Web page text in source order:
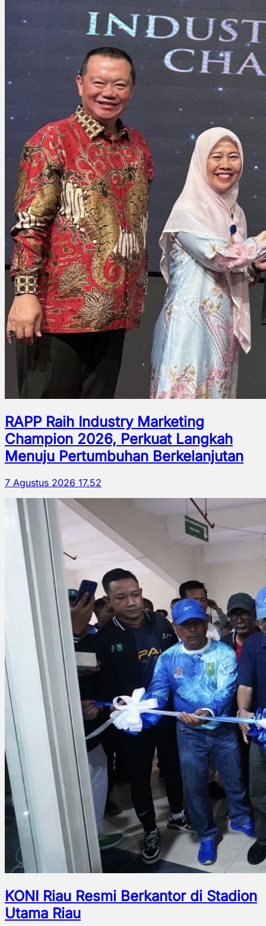
RAPP Raih Industry Marketing
Champion 2026, Perkuat Langkah
Menuju Pertumbuhan Berkelanjutan
7 Agustus 2026 17.52
KONI Riau Resmi Berkantor di Stadion
Utama Riau